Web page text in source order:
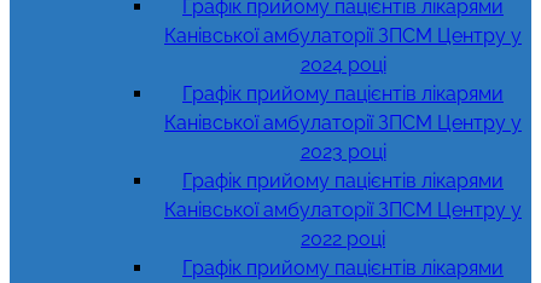
Графік прийому пацієнтів лікарями
Канівської амбулаторії ЗПСМ Центру у
2024 році
Графік прийому пацієнтів лікарями
Канівської амбулаторії ЗПСМ Центру у
2023 році
Графік прийому пацієнтів лікарями
Канівської амбулаторії ЗПСМ Центру у
2022 році
Графік прийому пацієнтів лікарями